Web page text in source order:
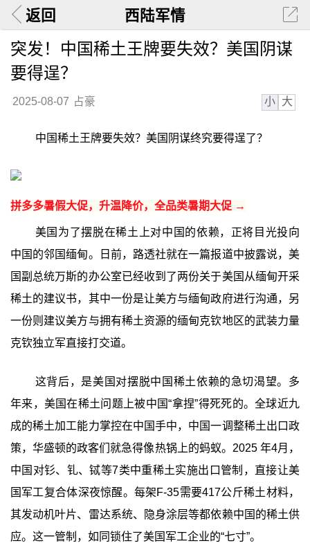
返回 西陆军情
突发！中国稀土王牌要失效？美国阴谋
要得逞？
2025-08-07 占豪 小 大
中国稀土王牌要失效？美国阴谋终究要得逞了？
拼多多暑假大促，升温降价，全品类暑期大促 →
美国为了摆脱在稀土上对中国的依赖，正将目光投向
中国的邻国缅甸。日前，路透社就在一篇报道中披露说，美
国副总统万斯的办公室已经收到了两份关于美国从缅甸开采
稀土的建议书，其中一份是让美方与缅甸政府进行沟通，另
一份则建议美方与拥有稀土资源的缅甸克钦地区的武装力量
克钦独立军直接打交道。
这背后，是美国对摆脱中国稀土依赖的急切渴望。多
年来，美国在稀土问题上被中国“拿捏”得死死的。全球近九
成的稀土加工能力掌控在中国手中，中国一调整稀土出口政
策，华盛顿的政客们就急得像热锅上的蚂蚁。2025 年4月，
中国对钐、钆、铽等7类中重稀土实施出口管制，直接让美
国军工复合体深夜惊醒。每架F-35需要417公斤稀土材料，
其发动机叶片、雷达系统、隐身涂层等都依赖中国的稀土供
应。这一管制，如同锁住了美国军工企业的“七寸”。